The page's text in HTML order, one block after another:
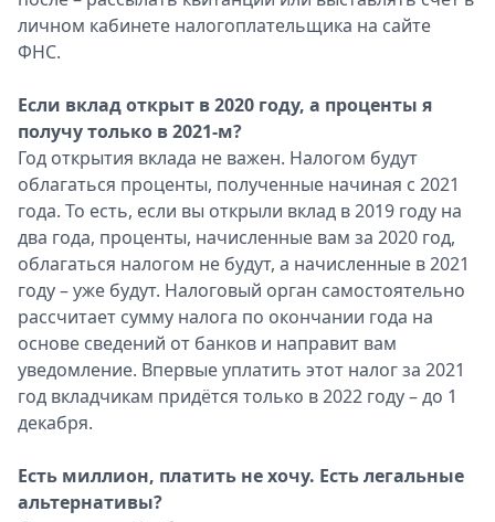
личном кабинете налогоплательщика на сайте
ФНС.
Если вклад открыт в 2020 году, а проценты я
получу только в 2021-м?
Год открытия вклада не важен. Налогом будут
облагаться проценты, полученные начиная с 2021
года. То есть, если вы открыли вклад в 2019 году на
два года, проценты, начисленные вам за 2020 год,
облагаться налогом не будут, а начисленные в 2021
году – уже будут. Налоговый орган самостоятельно
рассчитает сумму налога по окончании года на
основе сведений от банков и направит вам
уведомление. Впервые уплатить этот налог за 2021
год вкладчикам придётся только в 2022 году – до 1
декабря.
Есть миллион, платить не хочу. Есть легальные
альтернативы?